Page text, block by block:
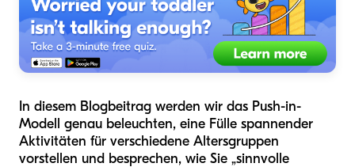
In diesem Blogbeitrag werden wir das Push-in-
Modell genau beleuchten, eine Fülle spannender
Aktivitäten für verschiedene Altersgruppen
vorstellen und besprechen, wie Sie „sinnvolle